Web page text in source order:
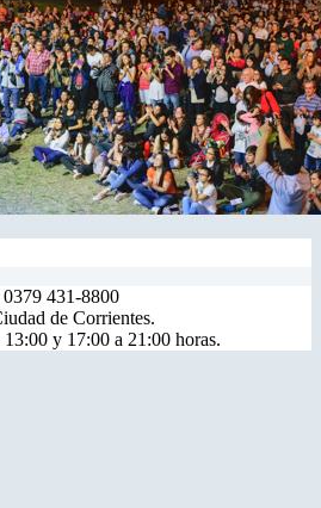
431-8800
de Corrientes.
y 17:00 a 21:00 horas.